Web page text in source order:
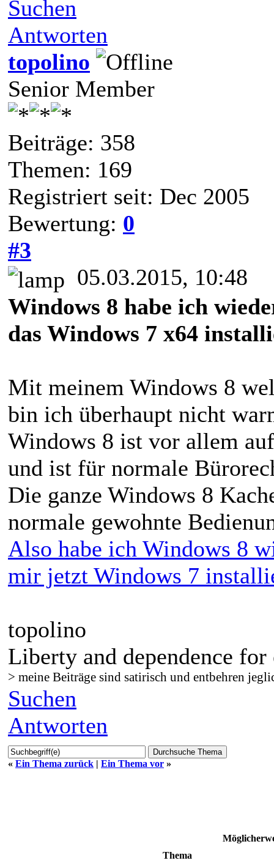
Suchen
Antworten
topolino
Senior Member
Beiträge: 358
Themen: 169
Registriert seit: Dec 2005
Bewertung: 0
#3
05.03.2015, 10:48
Windows 8 habe ich
das Windows 7 x64
Mit meinem Windows 8
bin ich überhaupt nicht
Windows 8 ist vor allem
und ist für normale
Die ganze Windows 8
normale gewohnte
Also habe ich Windows 8
mir jetzt Windows 7
topolino
Liberty and dependence for
> meine Beiträge sind satirisch und entbehren
Suchen
Antworten
« Ein Thema zurück | Ein Thema vor »
Thema